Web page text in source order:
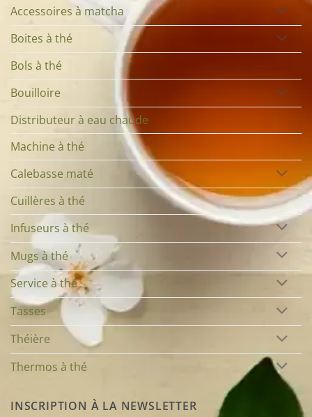
standard
Accessoires à matcha
Boites à thé
Bols à thé
Bouilloire
Distributeur à eau chaude
Machine à thé
Calebasse maté
Cuillères à thé
Infuseurs à thé
Mugs à thé
Service à thé
Tasses
Théière
Thermos à thé
INSCRIPTION À LA NEWSLETTER